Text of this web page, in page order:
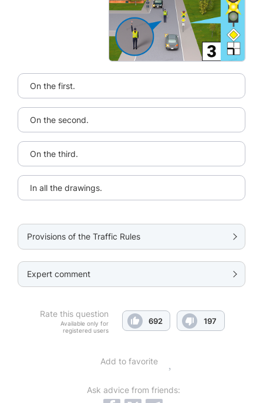
On the first.
On the second.
On the third.
In all the drawings.
Provisions of the Traffic Rules
Expert comment
Rate this question
Available only for
registered users
692 197
Add to favorite
Ask advice from friends: